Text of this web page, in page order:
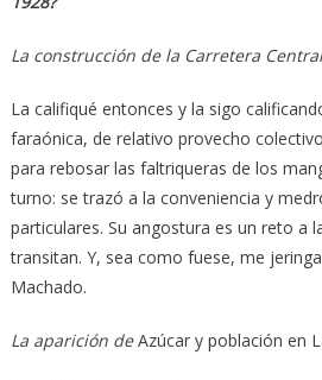
La construcción de la Carretera
La califiqué entonces y la sigo
faraónica, de relativo provecho
para rebosar las faltriqueras de los
turno: se trazó a la conveniencia y
particulares. Su angostura es un reto a
transitan. Y, sea como fuese, me
Machado.
La aparición deAzúcar y población en